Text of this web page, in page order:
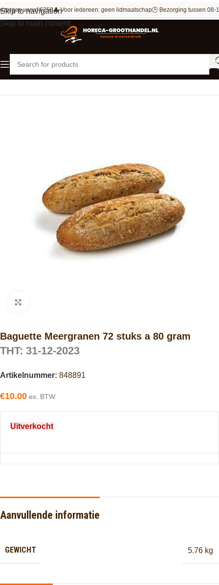
Skip to navigation
Skip to main content
vanaf €250👤 Voor iedereen: geen lidmaatschap🕒 Bezorging tussen 08-
Home Bakkerij
Baguette Meergranen 72 stuks a 80 gram
THT: 31-12-2023
Artikelnummer: 848891
€10.00 ex. BTW
Uitverkocht
Aanvullende informatie
GEWICHT 5.76 kg